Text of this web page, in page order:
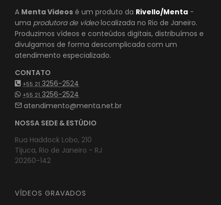
RIVELLO/MENTA
A Menta Videos é um produto da Rivello/Menta
uma
produtora de vídeo
localizada no Rio de Janeiro.
Produzimos vídeos e conteúdos digitais, distribuímos e
divulgamos de forma descomplicada com um
atendimento especializado.
CONTATO
3256-2524
3256-2524
atendimento@menta.net.br
NOSSA SEDE & ESTÚDIO
Rua Haddock Lobo, 210